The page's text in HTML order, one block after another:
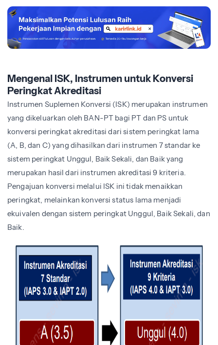
Mengenal ISK, Instrumen untuk Konversi
Peringkat Akreditasi
Instrumen Suplemen Konversi (ISK) merupakan instrumen
yang dikeluarkan oleh BAN-PT bagi PT dan PS untuk
konversi peringkat akreditasi dari sistem peringkat lama
(A, B, dan C) yang dihasilkan dari instrumen 7 standar ke
sistem peringkat Unggul, Baik Sekali, dan Baik yang
merupakan hasil dari instrumen akreditasi 9 kriteria.
Pengajuan konversi melalui ISK ini tidak menaikkan
peringkat, melainkan konversi status lama menjadi
ekuivalen dengan sistem peringkat Unggul, Baik Sekali, dan
Baik.